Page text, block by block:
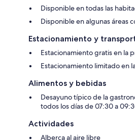
Disponible en todas las
Disponible en algunas áreas
Estacionamiento y
Estacionamiento gratis en la
Estacionamiento limitado en
Alimentos y bebidas
Desayuno típico de la
todos los días de 07:30 a
Actividades
Alberca al aire libre